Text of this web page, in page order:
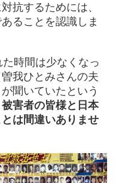
抗するためには、
ることを認識しま
時間は少なくなっ
我ひとみさんの夫
聞いていたという
害者の皆様と日本
は間違いありませ